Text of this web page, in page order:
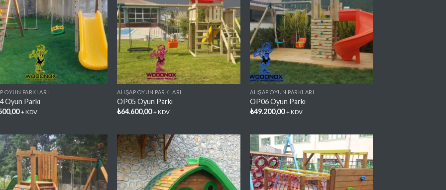
Favorilere
Ekle
OYUN PARKLARI
Oyun Parkı
+ KDV
Favorilere
Ekle
AHŞAP OYUN PARKLARI
OP05 Oyun Parkı
₺64.600,00 + KDV
Favorilere
Ekle
AHŞAP OYUN PARKLARI
OP06 Oyun Parkı
₺49.200,00 + KDV
Favorilere
Ekle
Favorilere
Ekle
Favorilere
Ekle